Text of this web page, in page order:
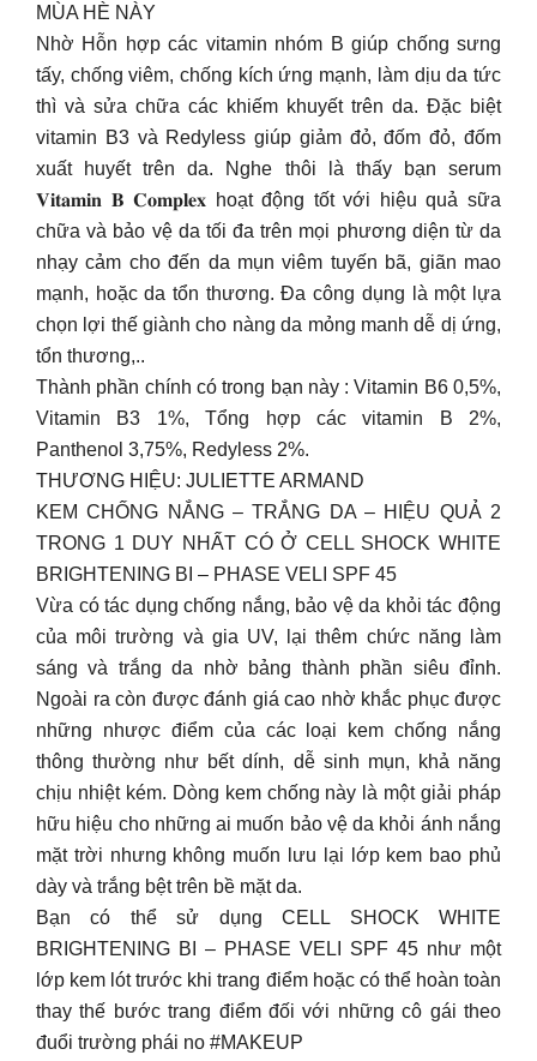
MÙA HÈ NÀY
Nhờ Hỗn hợp các vitamin nhóm B giúp chống sưng
tấy, chống viêm, chống kích ứng mạnh, làm dịu da tức
thì và sửa chữa các khiếm khuyết trên da. Đặc biệt
vitamin B3 và Redyless giúp giảm đỏ, đốm đỏ, đốm
xuất huyết trên da. Nghe thôi là thấy bạn serum
𝐕𝐢𝐭𝐚𝐦𝐢𝐧 𝐁 𝐂𝐨𝐦𝐩𝐥𝐞𝐱 hoạt động tốt với hiệu quả sữa
chữa và bảo vệ da tối đa trên mọi phương diện từ da
nhạy cảm cho đến da mụn viêm tuyến bã, giãn mao
mạnh, hoặc da tổn thương. Đa công dụng là một lựa
chọn lợi thế giành cho nàng da mỏng manh dễ dị ứng,
tổn thương,..
Thành phần chính có trong bạn này : Vitamin B6 0,5%,
Vitamin B3 1%, Tổng hợp các vitamin B 2%,
Panthenol 3,75%, Redyless 2%.
THƯƠNG HIỆU: JULIETTE ARMAND
KEM CHỐNG NẮNG – TRẮNG DA – HIỆU QUẢ 2
TRONG 1 DUY NHẤT CÓ Ở CELL SHOCK WHITE
BRIGHTENING BI – PHASE VELI SPF 45
Vừa có tác dụng chống nắng, bảo vệ da khỏi tác động
của môi trường và gia UV, lại thêm chức năng làm
sáng và trắng da nhờ bảng thành phần siêu đỉnh.
Ngoài ra còn được đánh giá cao nhờ khắc phục được
những nhược điểm của các loại kem chống nắng
thông thường như bết dính, dễ sinh mụn, khả năng
chịu nhiệt kém. Dòng kem chống này là một giải pháp
hữu hiệu cho những ai muốn bảo vệ da khỏi ánh nắng
mặt trời nhưng không muốn lưu lại lớp kem bao phủ
dày và trắng bệt trên bề mặt da.
Bạn có thể sử dụng CELL SHOCK WHITE
BRIGHTENING BI – PHASE VELI SPF 45 như một
lớp kem lót trước khi trang điểm hoặc có thể hoàn toàn
thay thế bước trang điểm đối với những cô gái theo
đuổi trường phái no #MAKEUP